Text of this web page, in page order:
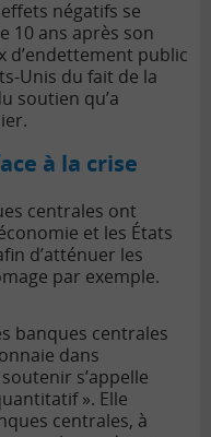
négatifs se
10 ans après son
d’endettement public
Unis du fait de la
soutien qu’a
à la crise
centrales ont
et les États
d’atténuer les
par exemple.
banques centrales
dans
s’appelle
». Elle
centrales, à